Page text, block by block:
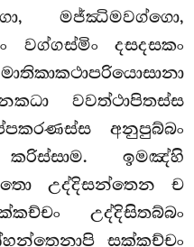
මජ්ඣිමවග්ගො,
වග්ගස්මිං දසදසකං
වවත්ථාපිතස්ස
අනුපුබ්බං
කරිස්සාම. ඉමඤ්හි
උද්දිසන්තෙන ච
උද්දිසිතබ්බං
සක්කච්චං